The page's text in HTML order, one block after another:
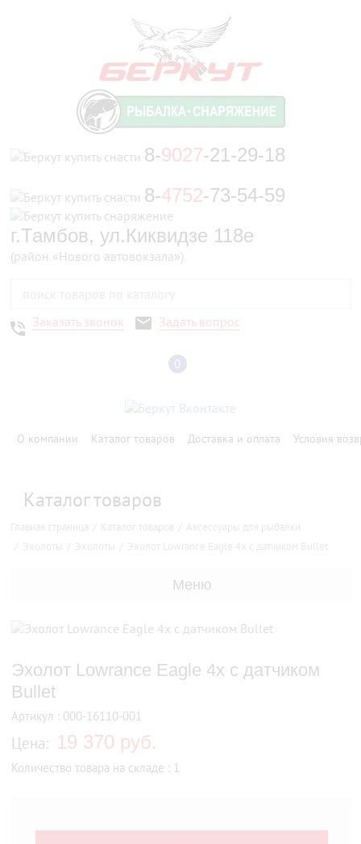
8-9027-21-29-18
8-4752-73-54-59
г.Тамбов, ул.Киквидзе 118е
(район «Нового автовокзала»)
Заказать звонок Задать вопрос
0
О компании Каталог товаров Доставка и оплата Условия
Каталог товаров
Меню
Эхолот Lowrance Eagle 4x с датчиком
Bullet
Артикул : 000-16110-001
Цена: 19 370 руб.
Количество товара на складе : 1